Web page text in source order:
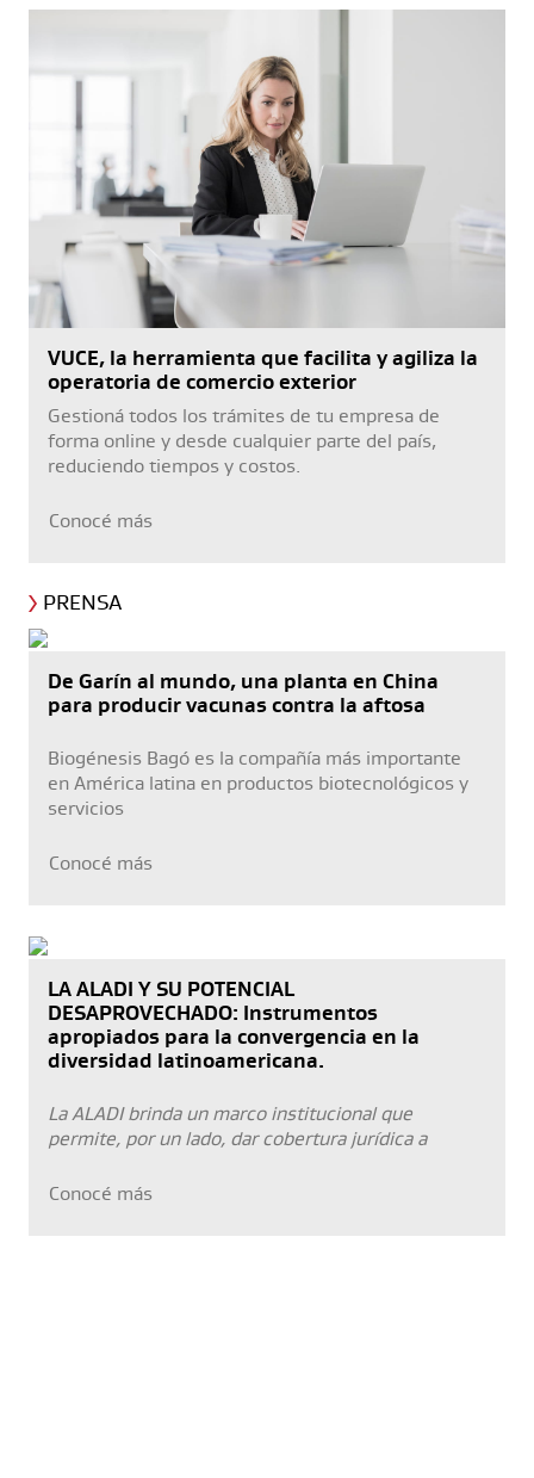
VUCE, la herramienta que facilita y agiliza la
operatoria de comercio exterior
Gestioná todos los trámites de tu empresa de
forma online y desde cualquier parte del país,
reduciendo tiempos y costos.
Conocé más
PRENSA
De Garín al mundo, una planta en China
para producir vacunas contra la aftosa
Biogénesis Bagó es la compañía más importante
en América latina en productos biotecnológicos y
servicios
Conocé más
LA ALADI Y SU POTENCIAL
DESAPROVECHADO: Instrumentos
apropiados para la convergencia en la
diversidad latinoamericana.
La ALADI brinda un marco institucional que
permite, por un lado, dar cobertura jurídica a
Conocé más